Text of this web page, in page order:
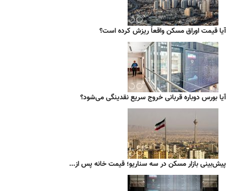
آیا قیمت اوراق مسکن واقعاً ریزش کرده است؟
آیا بورس دوباره قربانی خروج سریع نقدینگی می‌شود؟
پیش‌بینی بازار مسکن در سه سناریو؛ قیمت خانه پس از...